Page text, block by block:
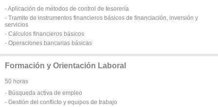
- Aplicación de métodos de control de tesorería
- Tramite de instrumentos financieros básicos de financiación, inversión y
servicios
- Cálculos financieros básicos
- Operaciones bancarias básicas
Formación y Orientación Laboral
50 horas
- Búsqueda activa de empleo
- Gestión del conflicto y equipos de trabajo